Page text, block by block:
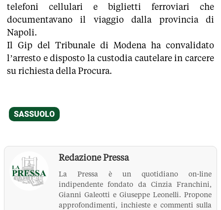
telefoni cellulari e biglietti ferroviari che
documentavano il viaggio dalla provincia di
Napoli.
Il Gip del Tribunale di Modena ha convalidato
l’arresto e disposto la custodia cautelare in carcere
su richiesta della Procura.
Redazione Pressa
La Pressa è un quotidiano on-line
indipendente fondato da Cinzia Franchini,
Gianni Galeotti e Giuseppe Leonelli. Propone
approfondimenti, inchieste e commenti sulla